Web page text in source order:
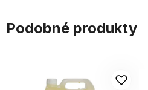
Podobné produkty